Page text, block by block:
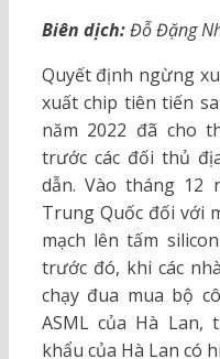
Biên dịch:Đỗ Đặng
Quyết định ngừng
xuất chip tiên tiến
năm 2022 đã cho
trước các đối thủ
dẫn. Vào tháng 12
Trung Quốc đối với
mạch lên tấm
trước đó, khi các
chạy đua mua bộ
ASML của Hà Lan,
khẩu của Hà Lan có